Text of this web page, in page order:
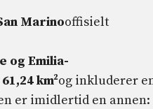
Marinooffisielt
og Emilia-
61,24 km²og inkluderer
er imidlertid en annen: